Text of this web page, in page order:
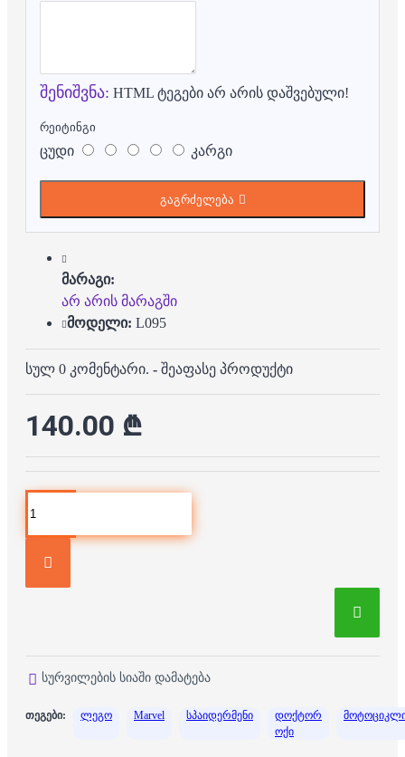
შენიშვნა: HTML ტეგები არ არის დაშვებული!
რეიტინგი
ცუდი კარგი
გაგრძელება
მარაგი:
არ არის მარაგში
მოდელი: L095
სულ 0 კომენტარი. - შეაფასე პროდუქტი
140.00 ₾
სურვილების სიაში დამატება
თეგები: ლეგო Marvel სპაიდერმენი
დოქტორ
ოქი